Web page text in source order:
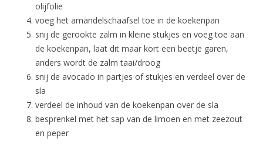
olijfolie
voeg het amandelschaafsel toe in de koekenpan
snij de gerookte zalm in kleine stukjes en voeg toe aan
de koekenpan, laat dit maar kort een beetje garen,
anders wordt de zalm taai/droog
snij de avocado in partjes of stukjes en verdeel over de
sla
verdeel de inhoud van de koekenpan over de sla
besprenkel met het sap van de limoen en met zeezout
en peper